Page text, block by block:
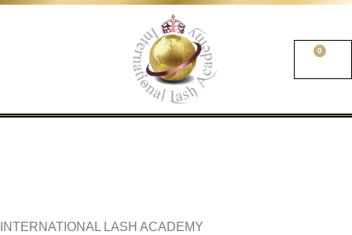
0
INTERNATIONAL LASH ACADEMY